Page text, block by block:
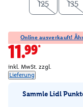
125 135
Online ausverkauft!
11.99*
inkl. MwSt. zzgl.
Lieferung
Sammle Lidl